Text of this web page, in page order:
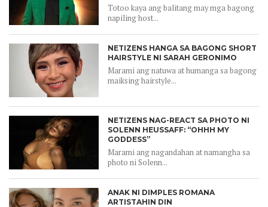
Totoo kaya ang balitang may mga bagong
napiling host...
NETIZENS HANGA SA BAGONG SHORT
HAIRSTYLE NI SARAH GERONIMO
Marami ang natuwa at humanga sa bagong
maiksing hairstyle...
NETIZENS NAG-REACT SA PHOTO NI
SOLENN HEUSSAFF: “OHHH MY
GODDESS”
Marami ang nagandahan at namangha sa
photo ni Solenn...
ANAK NI DIMPLES ROMANA
ARTISTAHIN DIN